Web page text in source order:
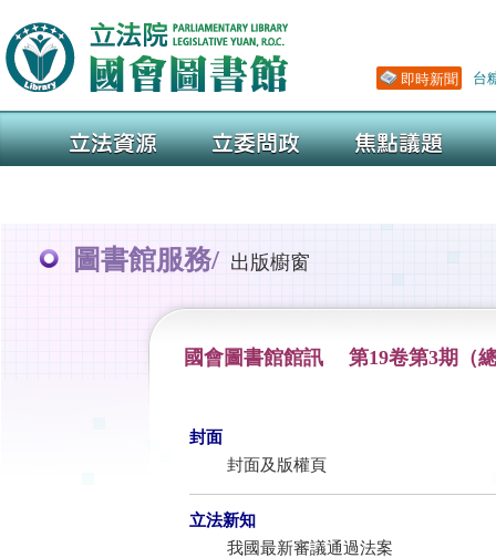
圖書館服務/ 出版櫥窗
國會圖書館館訊 第19卷第3期（
封面
封面及版權頁
立法新知
我國最新審議通過法案